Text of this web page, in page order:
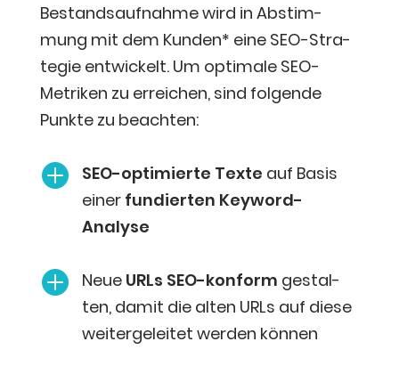
Bestands­auf­nah­me wird in Abstim­
mung mit dem Kun­den* eine SEO-Stra­
te­gie ent­wi­ckelt. Um opti­ma­le SEO-
Metri­ken zu errei­chen, sind fol­gen­de
Punk­te zu beachten:
 SEO-opti­mier­te Tex­te auf Basis
einer fun­dier­ten Keyword-
Analyse
 Neue URLs SEO-kon­form gestal­
ten, damit die alten URLs auf die­se
wei­ter­ge­lei­tet wer­den können